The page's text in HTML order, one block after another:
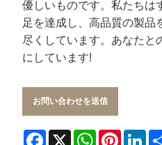
優しいものです。私たちは
足を達成し、高品質の製品
尽くしています。あなたと
にしています!
お問い合わせを送信
Facebook
X WhatsApp